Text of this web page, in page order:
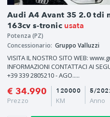
Audi A4 Avant 35 2.0 tdi
163cv s-tronic usata
Potenza (PZ)
Concessionario: Gruppo Valluzzi
VISITA IL NOSTRO SITO WEB:
INFORMAZIONI CONTATTACI AI
+39 339 2805210 - AGO.....
€ 34.990
Prezzo
5/
Anno
120000
KM